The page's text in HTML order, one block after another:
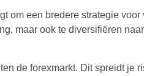
om een bredere strategie voor
maar ook te diversifiëren
de forexmarkt. Dit spreidt je